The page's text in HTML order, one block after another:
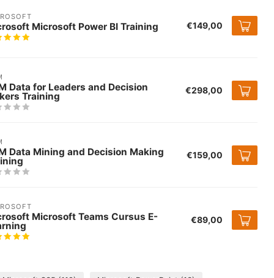
Microsoft Power BI Training €149,00
Data for Leaders and Decision
Training €298,00
Data Mining and Decision Making €159,00
Microsoft Teams Cursus E- €89,00